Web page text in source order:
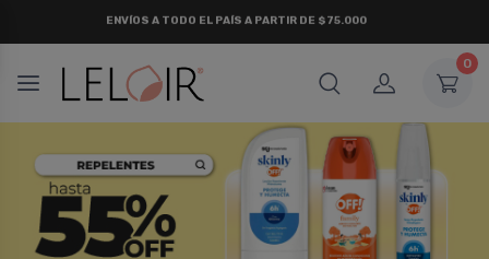
¡ HASTA 6 CUOTAS SIN INTERÉSY 18 CUOTAS FIJAS !
0